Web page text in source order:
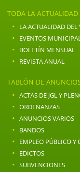
TODA LA ACTUALIDAD
· LA ACTUALIDAD DEL
· EVENTOS
· BOLETÍN MENSUAL
· REVISTA ANUAL
TABLÓN DE
· ACTAS DE JGL Y
· ORDENANZAS
· ANUNCIOS VARIOS
· BANDOS
· EMPLEO PÚBLICO Y
· EDICTOS
· SUBVENCIONES